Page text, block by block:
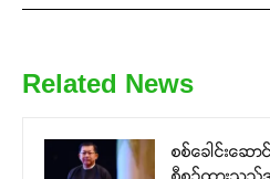
Related News
စစ်ခေါင်းဆေ